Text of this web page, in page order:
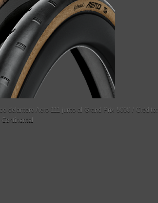
delantero Aero 111 junto al Grand Prix 5000 / Crédito:
Continental